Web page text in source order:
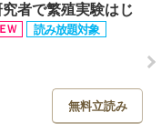
者で繁殖実験はじ
無料立読み